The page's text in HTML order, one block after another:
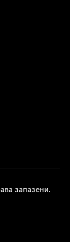
запазени.